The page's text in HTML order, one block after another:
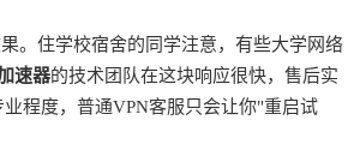
。住学校宿舍的同学注意，有些大学网络
速器的技术团队在这块响应很快，售后实
程度，普通VPN客服只会让你"重启试